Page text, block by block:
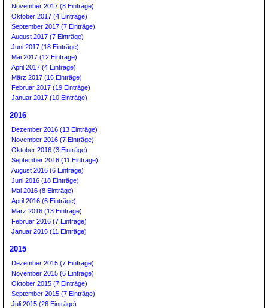
November 2017 (8 Einträge)
Oktober 2017 (4 Einträge)
September 2017 (7 Einträge)
August 2017 (7 Einträge)
Juni 2017 (18 Einträge)
Mai 2017 (12 Einträge)
April 2017 (4 Einträge)
März 2017 (16 Einträge)
Februar 2017 (19 Einträge)
Januar 2017 (10 Einträge)
2016
Dezember 2016 (13 Einträge)
November 2016 (7 Einträge)
Oktober 2016 (3 Einträge)
September 2016 (11 Einträge)
August 2016 (6 Einträge)
Juni 2016 (18 Einträge)
Mai 2016 (8 Einträge)
April 2016 (6 Einträge)
März 2016 (13 Einträge)
Februar 2016 (7 Einträge)
Januar 2016 (11 Einträge)
2015
Dezember 2015 (7 Einträge)
November 2015 (6 Einträge)
Oktober 2015 (7 Einträge)
September 2015 (7 Einträge)
Juli 2015 (26 Einträge)